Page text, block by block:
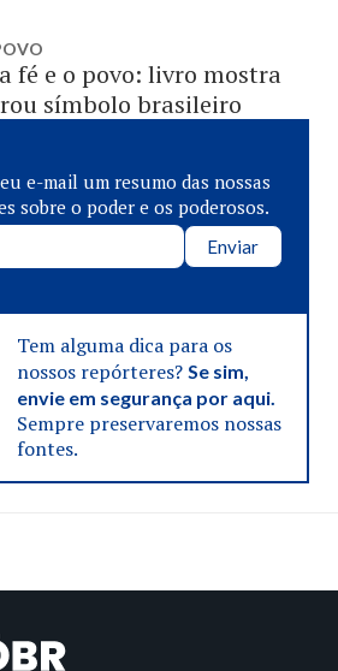
fé e o povo: livro mostra
símbolo brasileiro
e-mail um resumo das nossas
sobre o poder e os poderosos.
Enviar
Tem alguma dica para os
nossos repórteres? Se sim,
envie em segurança por aqui.
Sempre preservaremos nossas
fontes.